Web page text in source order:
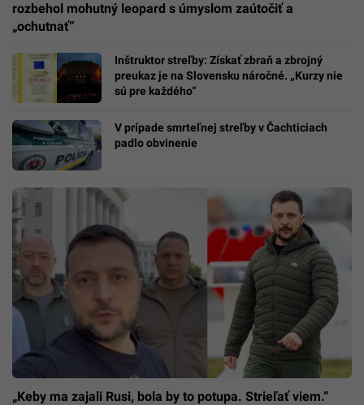
rozbehol mohutný leopard s úmyslom zaútočiť a
„ochutnať“
Inštruktor streľby: Získať zbraň a zbrojný
preukaz je na Slovensku náročné. „Kurzy nie
sú pre každého“
V prípade smrteľnej streľby v Čachticiach
padlo obvinenie
„Keby ma zajali Rusi, bola by to potupa. Strieľať viem.“